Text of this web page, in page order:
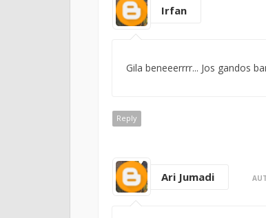
Irfan
Gila beneeerrrr... Jos gandos
Reply
Ari Jumadi